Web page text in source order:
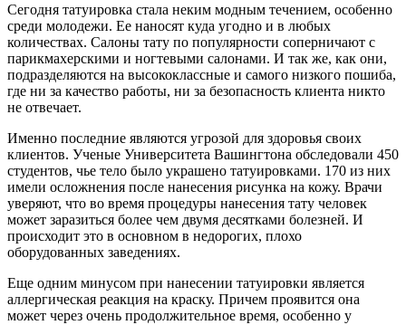
Сегодня татуировка стала неким модным течением, особенно
среди молодежи. Ее наносят куда угодно и в любых
количествах. Салоны тату по популярности соперничают с
парикмахерскими и ногтевыми салонами. И так же, как они,
подразделяются на высококлассные и самого низкого пошиба,
где ни за качество работы, ни за безопасность клиента никто
не отвечает.
Именно последние являются угрозой для здоровья своих
клиентов. Ученые Университета Вашингтона обследовали 450
студентов, чье тело было украшено татуировками. 170 из них
имели осложнения после нанесения рисунка на кожу. Врачи
уверяют, что во время процедуры нанесения тату человек
может заразиться более чем двумя десятками болезней. И
происходит это в основном в недорогих, плохо
оборудованных заведениях.
Еще одним минусом при нанесении татуировки является
аллергическая реакция на краску. Причем проявится она
может через очень продолжительное время, особенно у